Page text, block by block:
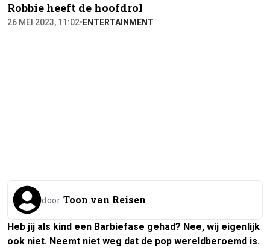
Robbie heeft de hoofdrol
26 MEI 2023, 11:02• ENTERTAINMENT
door Toon van Reisen
Heb jij als kind een Barbiefase gehad? Nee, wij eigenlijk
ook niet. Neemt niet weg dat de pop wereldberoemd is.